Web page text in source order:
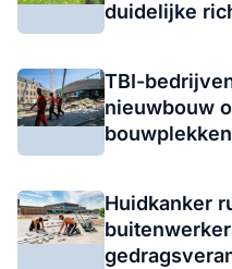
duidelijke
TBI-
nieuwbouw
Huidkanker